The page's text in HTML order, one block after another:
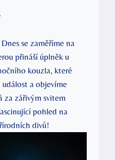
se zaměříme na
přináší úplněk u
kouzla, které
a objevíme
za zářivým svitem
pohled na
divů!